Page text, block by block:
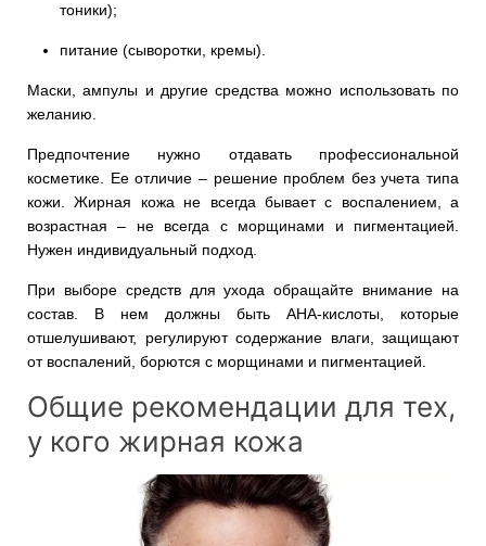
тоники);
питание (сыворотки, кремы).
Маски, ампулы и другие средства можно использовать по
желанию.
Предпочтение нужно отдавать профессиональной
косметике. Ее отличие – решение проблем без учета типа
кожи. Жирная кожа не всегда бывает с воспалением, а
возрастная – не всегда с морщинами и пигментацией.
Нужен индивидуальный подход.
При выборе средств для ухода обращайте внимание на
состав. В нем должны быть AHA-кислоты, которые
отшелушивают, регулируют содержание влаги, защищают
от воспалений, борются с морщинами и пигментацией.
Общие рекомендации для тех,
у кого жирная кожа